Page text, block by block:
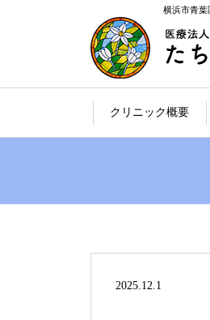
横浜市青
クリニック概要
2025.12.1